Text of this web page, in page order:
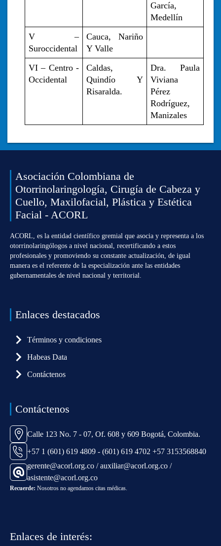
García,
Medellín
V –
Suroccidental
Cauca, Nariño
Y Valle
VI – Centro -
Occidental
Caldas,
Quindío Y
Risaralda.
Dra. Paula
Viviana
Pérez
Rodríguez,
Manizales
Asociación Colombiana de
Otorrinolaringología, Cirugía de Cabeza y
Cuello, Maxilofacial, Plástica y Estética
Facial - ACORL
ACORL, es la entidad científico gremial que asocia y representa a los
otorrinolaringólogos a nivel nacional, recertificando a estos
profesionales y promoviendo su constante actualización, de igual
manera es el referente de la especialización ante las entidades
gubernamentales de nivel nacional y territorial.
Enlaces destacados
Términos y condiciones
Habeas Data
Contáctenos
Contáctenos
Calle 123 No. 7 - 07, Of. 608 y 609 Bogotá, Colombia.
+57 1 (601) 619 4809 - (601) 619 4702 +57 3153568840
gerente@acorl.org.co / auxiliar@acorl.org.co /
asistente@acorl.org.co
Recuerde: Nosotros no agendamos citas médicas.
Enlaces de interés: